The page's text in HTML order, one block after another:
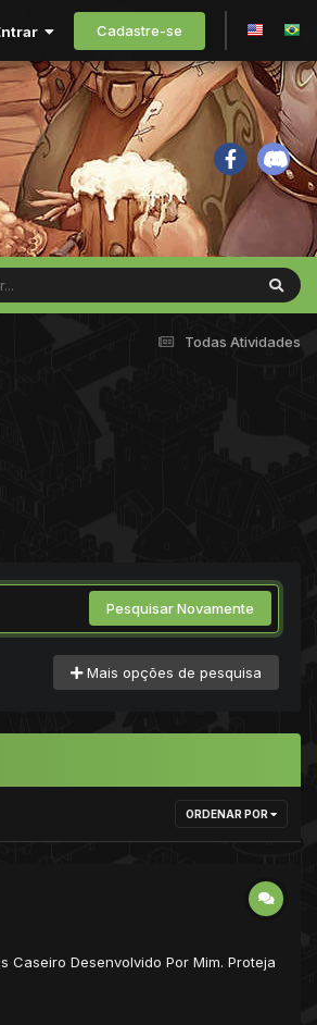
Cadastre-se
Todas Atividades
Pesquisar Novamente
Mais opções de pesquisa
ORDENAR POR
Caseiro Desenvolvido Por Mim. Proteja